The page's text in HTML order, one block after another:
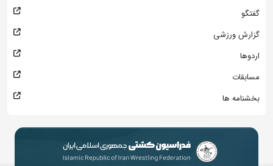
گفتگو
گزارش ورزشی
اردوها
مسابقات
بخشنامه ها